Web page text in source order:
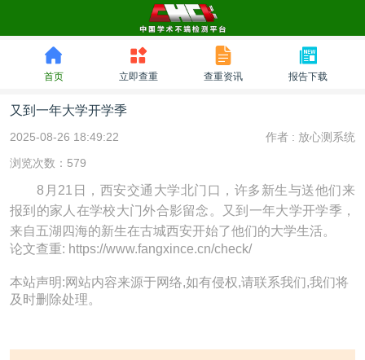
首页 立即查重 查重资讯 报告下载
又到一年大学开学季
2025-08-26 18:49:22 作者 : 放心测系统
浏览次数：579
8月21日，西安交通大学北门口，许多新生与送他们来
报到的家人在学校大门外合影留念。又到一年大学开学季，
来自五湖四海的新生在古城西安开始了他们的大学生活。
论文查重: https://www.fangxince.cn/check/
本站声明:网站内容来源于网络,如有侵权,请联系我们,我们将
及时删除处理。